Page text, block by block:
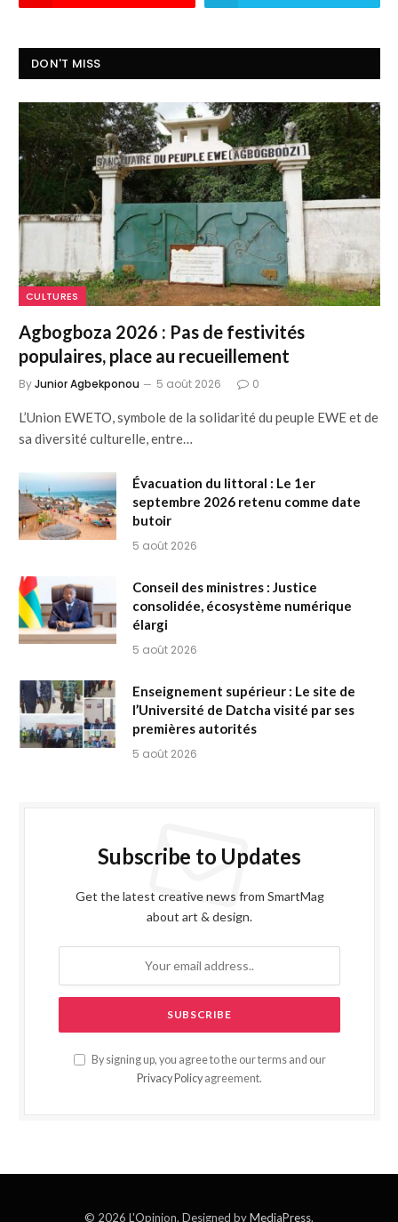
DON'T MISS
CULTURES
Agbogboza 2026 : Pas de festivités
populaires, place au recueillement
ByJunior Agbekponou 5 août 2026 0
L’Union EWETO, symbole de la solidarité du peuple EWE et de
sa diversité culturelle, entre…
Évacuation du littoral : Le 1er
septembre 2026 retenu comme date
butoir
5 août 2026
Conseil des ministres : Justice
consolidée, écosystème numérique
élargi
5 août 2026
Enseignement supérieur : Le site de
l’Université de Datcha visité par ses
premières autorités
5 août 2026
Subscribe to Updates
Get the latest creative news from SmartMag
about art & design.
By signing up, you agree to the our terms and our
Privacy Policy agreement.
© 2026 L'Opinion. Designed byMediaPress.